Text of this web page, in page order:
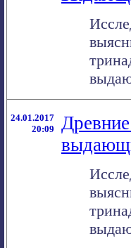
24.01.2017
20:09